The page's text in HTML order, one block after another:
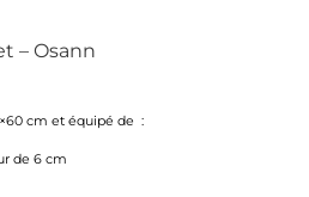
– Osann
Dhs.
cm et équipé de :
de 6 cm